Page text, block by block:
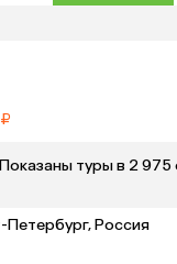
Показаны туры в 2 975
Петербург, Россия